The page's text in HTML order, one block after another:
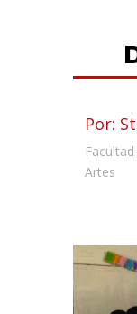
Por:
Artes